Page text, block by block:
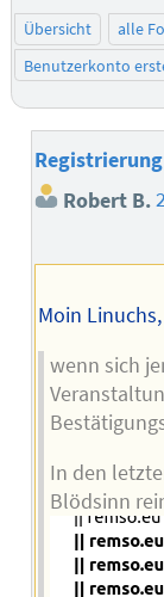
Übersicht alle
Benutzerkonto
Robert B.
Moin Linuchs,
wenn sich
In den
Blödsinn